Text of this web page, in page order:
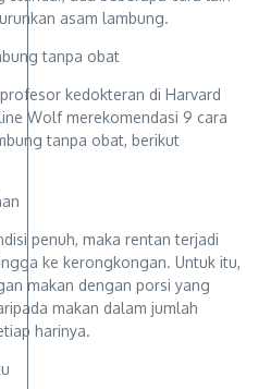
asam lambung.
tanpa obat
kedokteran di Harvard
Wolf merekomendasi 9 cara
tanpa obat, berikut
penuh, maka rentan terjadi
ke kerongkongan. Untuk itu,
makan dengan porsi yang
makan dalam jumlah
harinya.